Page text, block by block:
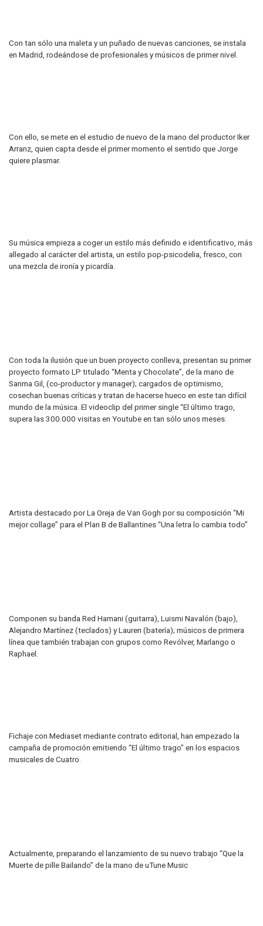
Con tan sólo una maleta y un puñado de nuevas canciones, se instala
en Madrid, rodeándose de profesionales y músicos de primer nivel.
Con ello, se mete en el estudio de nuevo de la mano del productor Iker
Arranz, quien capta desde el primer momento el sentido que Jorge
quiere plasmar.
Su música empieza a coger un estilo más definido e identificativo, más
allegado al carácter del artista, un estilo pop-psicodelia, fresco, con
una mezcla de ironía y picardía.
Con toda la ilusión que un buen proyecto conlleva, presentan su primer
proyecto formato LP titulado “Menta y Chocolate”, de la mano de
Sanma Gil, (co-productor y manager); cargados de optimismo,
cosechan buenas críticas y tratan de hacerse hueco en este tan difícil
mundo de la música. El videoclip del primer single “El último trago,
supera las 300.000 visitas en Youtube en tan sólo unos meses.
Artista destacado por La Oreja de Van Gogh por su composición “Mi
mejor collage” para el Plan B de Ballantines “Una letra lo cambia todo”
Componen su banda Red Hamani (guitarra), Luismi Navalón (bajo),
Alejandro Martínez (teclados) y Lauren (batería); músicos de primera
línea que también trabajan con grupos como Revólver, Marlango o
Raphael.
Fichaje con Mediaset mediante contrato editorial, han empezado la
campaña de promoción emitiendo “El último trago” en los espacios
musicales de Cuatro.
Actualmente, preparando el lanzamiento de su nuevo trabajo “Que la
Muerte de pille Bailando” de la mano de uTune Music